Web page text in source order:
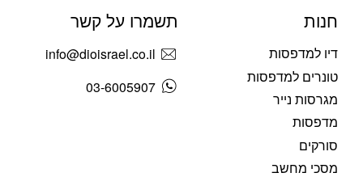
חנות
דיו למדפסות
טונרים למדפסות
מגרסות נייר
מדפסות
סורקים
מסכי מחשב
תשמרו על קשר
info@dioisrael.co.il
03-6005907